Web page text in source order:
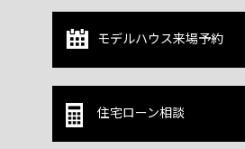
モデルハウス来場予約
住宅ローン相談